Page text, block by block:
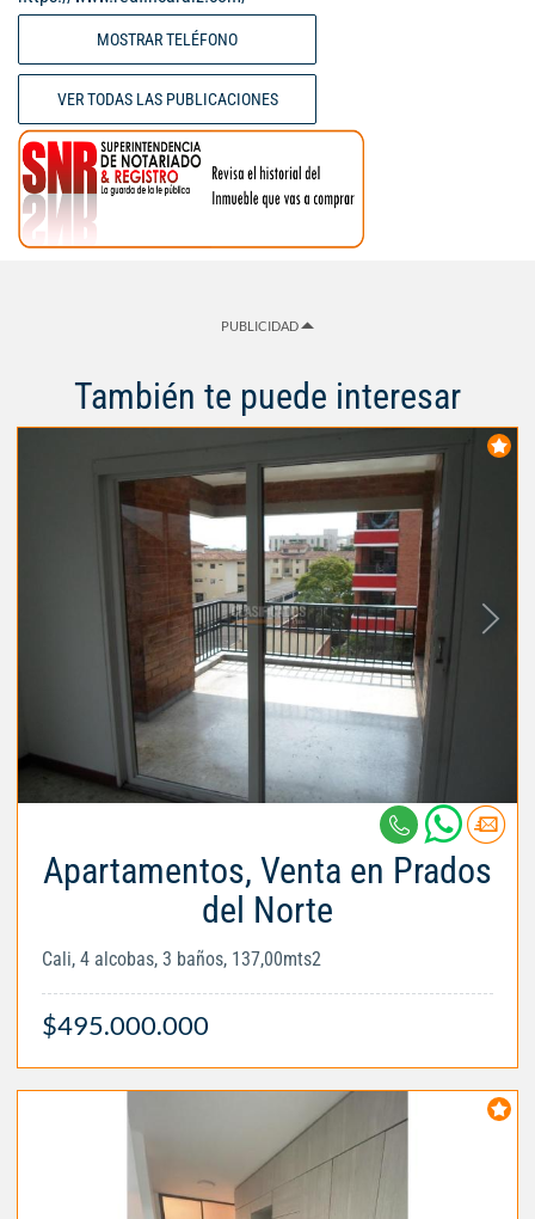
MOSTRAR TELÉFONO
VER TODAS LAS PUBLICACIONES
PUBLICIDAD
También te puede interesar
Apartamentos, Venta en Prados
del Norte
Cali, 4 alcobas, 3 baños, 137,00mts2
$495.000.000